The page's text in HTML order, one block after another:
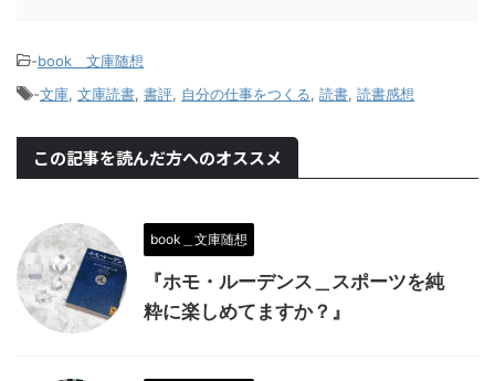
-book＿文庫随想
-文庫, 文庫読書, 書評, 自分の仕事をつくる, 読書, 読書感想
この記事を読んだ方へのオススメ
book＿文庫随想
『ホモ・ルーデンス＿スポーツを純
粋に楽しめてますか？』